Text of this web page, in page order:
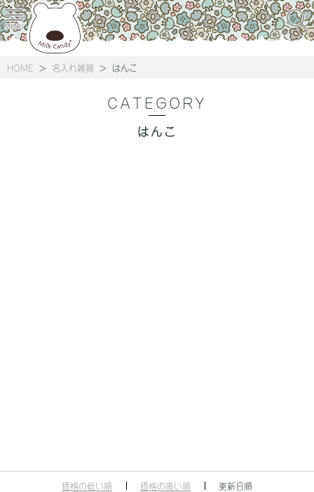
HOME 名入れ雑貨 はんこ
CATEGORY
はんこ
価格の低い順 価格の高い順 更新日順